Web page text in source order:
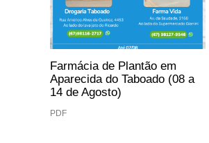
Farmácia de Plantão em
Aparecida do Taboado (08 a
14 de Agosto)
PDF